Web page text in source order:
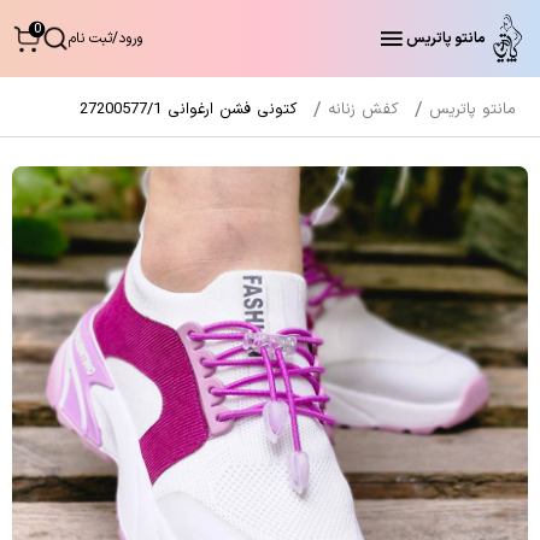
مانتو پاتریس ورود/ثبت نام 0
مانتو پاتریس کفش زنانه کتونی فشن ارغوانی 27200577/1